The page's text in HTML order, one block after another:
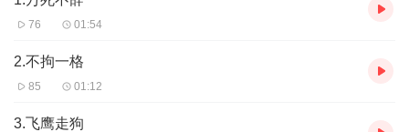
76 01:54
2.不拘一格
85 01:12
3.飞鹰走狗